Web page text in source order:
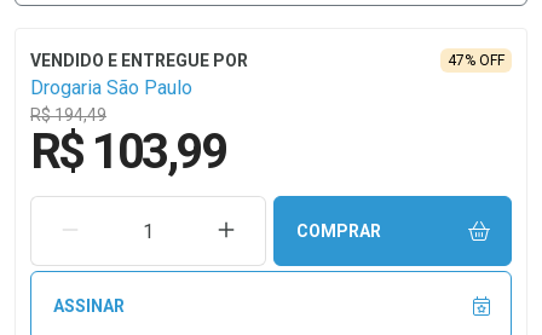
Drogaria São Paulo
R$ 194,49
47% OFF
R$ 103,99
REMOVER UMA UNIDADEAUMENTAR UMA UNIDADE
COMPRAR
ASSINAR